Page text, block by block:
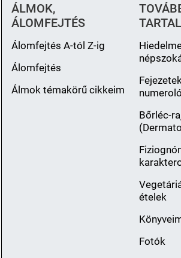
ÁLMOK,
ÁLOMFEJTÉS
Álomfejtés A-tól Z-ig
Álomfejtés
Álmok témakörű cikkeim
Bőrléc-
ételek
Fotók